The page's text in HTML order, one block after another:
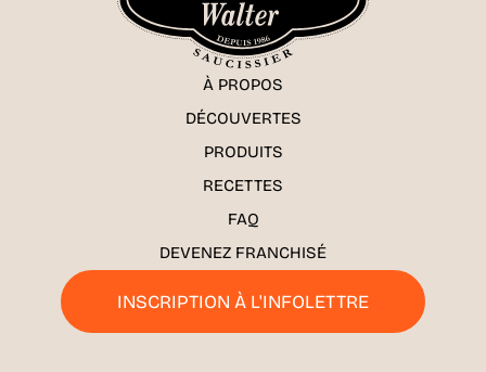
À PROPOS
DÉCOUVERTES
PRODUITS
RECETTES
FAQ
DEVENEZ FRANCHISÉ
INSCRIPTION À L'INFOLETTRE